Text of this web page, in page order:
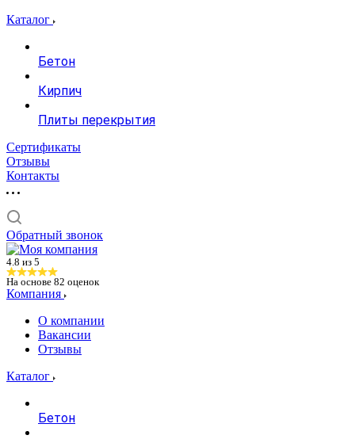
Каталог
Бетон
Кирпич
Плиты перекрытия
Сертификаты
Отзывы
Контакты
Обратный звонок
4.8 из 5
На основе 82 оценок
Компания
О компании
Вакансии
Отзывы
Каталог
Бетон